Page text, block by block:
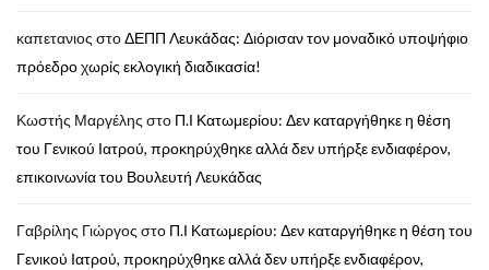
καπετανιος στοΔΕΠΠ Λευκάδας: Διόρισαν τον μοναδικό υποψήφιο
πρόεδρο χωρίς εκλογική διαδικασία!
Κωστής Μαργέλης στο Π.Ι Κατωμερίου: Δεν καταργήθηκε η θέση
του Γενικού Ιατρού, προκηρύχθηκε αλλά δεν υπήρξε ενδιαφέρον,
επικοινωνία του Βουλευτή Λευκάδας
Γαβρίλης Γιώργος στο Π.Ι Κατωμερίου: Δεν καταργήθηκε η θέση του
Γενικού Ιατρού, προκηρύχθηκε αλλά δεν υπήρξε ενδιαφέρον,